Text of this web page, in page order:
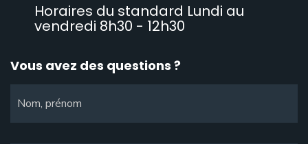
Horaires du standard Lundi au
vendredi 8h30 - 12h30
Vous avez des questions ?
Nom, prénom